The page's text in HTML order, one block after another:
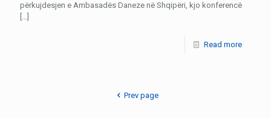
përkujdesjen e Ambasadës Daneze në Shqipëri, kjo konferencë
[…]
Read more
Prev page